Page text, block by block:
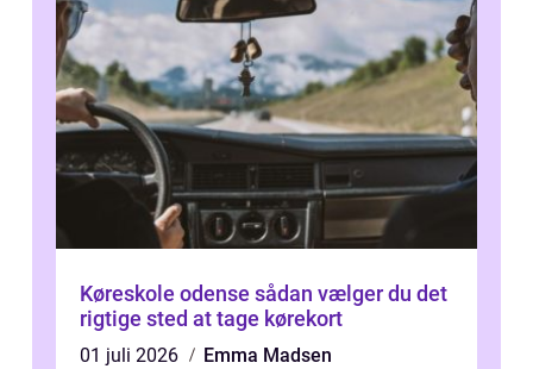
Køreskole odense sådan vælger du det
rigtige sted at tage kørekort
01 juli 2026
Emma Madsen